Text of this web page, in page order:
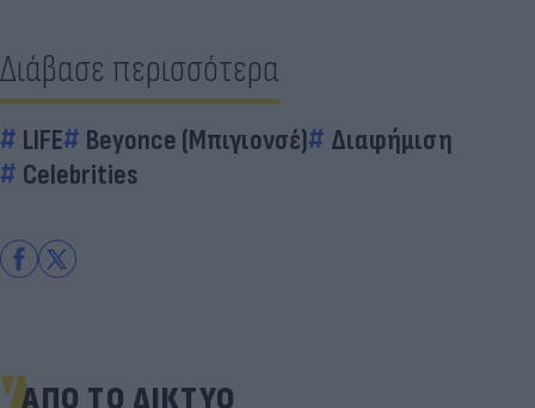
Διάβασε περισσότερα
LIFE Beyonce (Μπιγιονσέ)
Διαφήμιση
Celebrities
ΑΠΟ ΤΟ ΔΙΚΤΥΟ